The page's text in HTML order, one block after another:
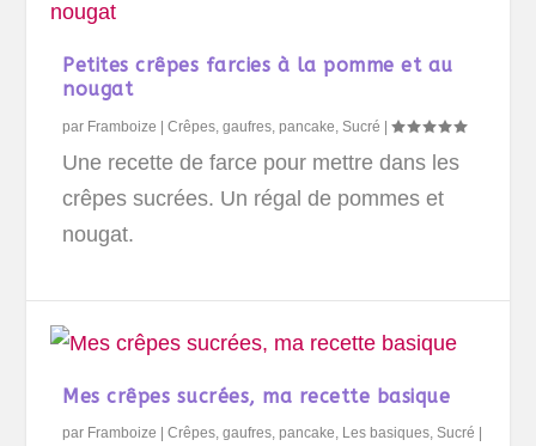
Petites crêpes farcies à la pomme et au
nougat
par Framboize |Crêpes, gaufres, pancake,Sucré |
Une recette de farce pour mettre dans les
crêpes sucrées. Un régal de pommes et
nougat.
Mes crêpes sucrées, ma recette basique
par Framboize |Crêpes, gaufres, pancake, Les basiques,Sucré |